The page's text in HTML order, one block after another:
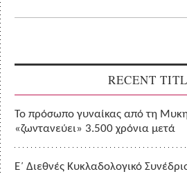
RECENT
Το πρόσωπο γυναίκας από τη
«ζωντανεύει» 3.500 χρόνια μετά
Ε΄ Διεθνές Κυκλαδολογικό